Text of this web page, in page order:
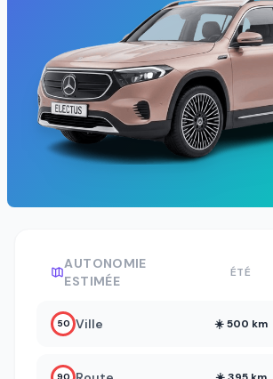
AUTONOMIE
ESTIMÉE
ÉTÉ
50 Ville ☀️ 500 km
90